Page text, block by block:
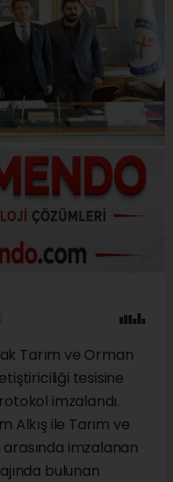
Tarım ve Orman
tesisine
imzalandı.
Alkış ile Tarım ve
imzalanan
bulunan